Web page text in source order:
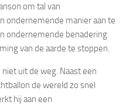
om tal van
ondernemende manier aan te
ondernemende benadering
van de aarde te stoppen.
uit de weg. Naast een
de wereld zo snel
hij aan een